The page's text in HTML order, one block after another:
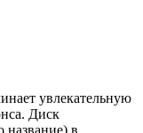
увлекательную
Диск